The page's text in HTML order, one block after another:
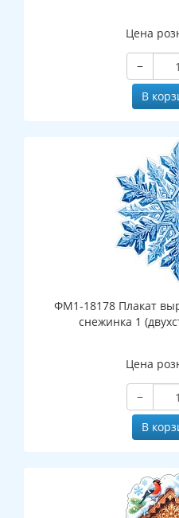
Цена
−
В
ФМ1-18178 Плакат
снежинка 1
Цена
−
В